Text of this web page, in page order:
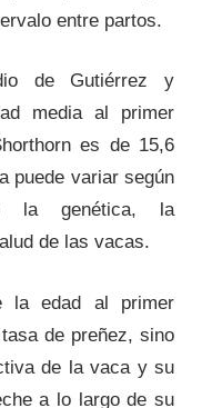
entre partos.
de Gutiérrez y
media al primer
es de 15,6
puede variar según
la genética, la
de las vacas.
la edad al primer
de preñez, sino
de la vaca y su
a lo largo de su